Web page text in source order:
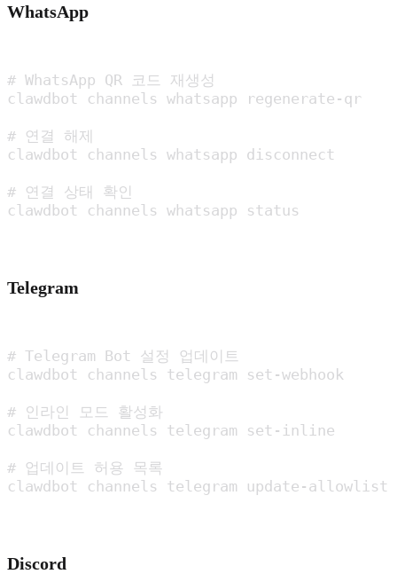
WhatsApp
# WhatsApp QR 코드 재생성
clawdbot channels whatsapp regenerate-qr
# 연결 해제
clawdbot channels whatsapp disconnect
# 연결 상태 확인
clawdbot channels whatsapp status
Telegram
# Telegram Bot 설정 업데이트
clawdbot channels telegram set-webhook
# 인라인 모드 활성화
clawdbot channels telegram set-inline
# 업데이트 허용 목록
clawdbot channels telegram update-allowlist
Discord